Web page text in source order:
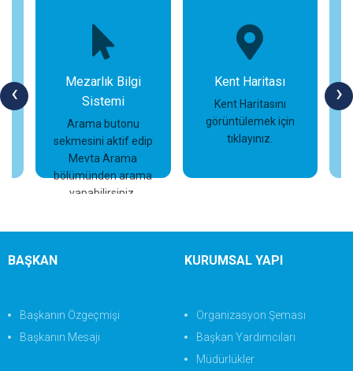
‹ ›
Mezarlık Bilgi
Sistemi
Arama butonu
sekmesini aktif edip
Mevta Arama
bölümünden arama
yapabilirsiniz.
İncele
Kent Haritası
Kent Haritasını
görüntülemek için
tıklayınız.
BAŞKAN
Başkanın Özgeçmişi
Başkanın Mesajı
KURUMSAL YAPI
Organizasyon Şeması
Başkan Yardımcıları
Müdürlükler